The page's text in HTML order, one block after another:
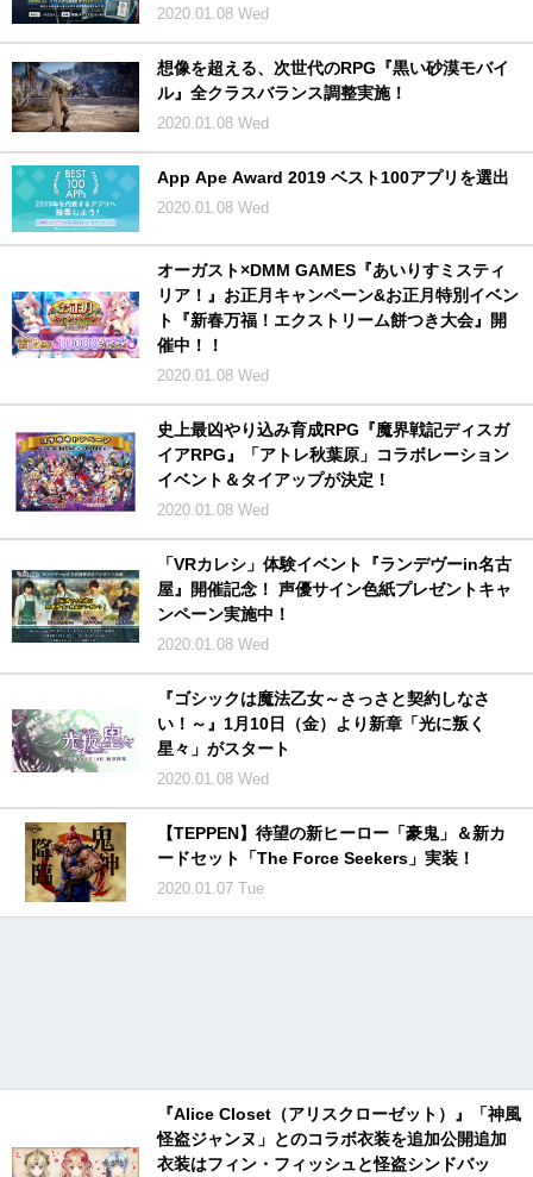
2020.01.08 Wed
想像を超える、次世代のRPG『黒い砂漠モバイ
ル』全クラスバランス調整実施！
2020.01.08 Wed
App Ape Award 2019 ベスト100アプリを選出
2020.01.08 Wed
オーガスト×DMM GAMES『あいりすミスティ
リア！』お正月キャンペーン&お正月特別イベン
ト『新春万福！エクストリーム餅つき大会』開
催中！！
2020.01.08 Wed
史上最凶やり込み育成RPG『魔界戦記ディスガ
イアRPG』「アトレ秋葉原」コラボレーション
イベント＆タイアップが決定！
2020.01.08 Wed
「VRカレシ」体験イベント『ランデヴーin名古
屋』開催記念！ 声優サイン色紙プレゼントキャ
ンペーン実施中！
2020.01.08 Wed
『ゴシックは魔法乙女～さっさと契約しなさ
い！～』1月10日（金）より新章「光に叛く
星々」がスタート
2020.01.08 Wed
【TEPPEN】待望の新ヒーロー「豪鬼」＆新カ
ードセット「The Force Seekers」実装！
2020.01.07 Tue
『Alice Closet（アリスクローゼット）』「神風
怪盗ジャンヌ」とのコラボ衣装を追加公開追加
衣装はフィン・フィッシュと怪盗シンドバッ